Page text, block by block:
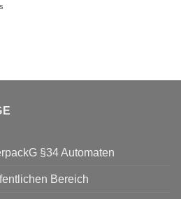
§34 Automaten
Bereich